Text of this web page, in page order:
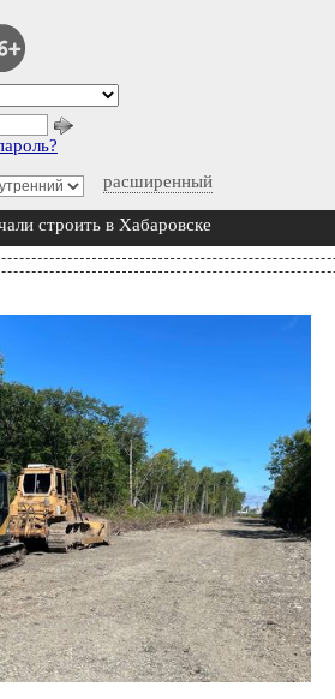
расширенный
строить в Хабаровске